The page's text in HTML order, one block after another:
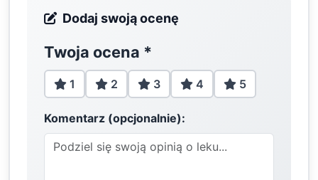
Dodaj swoją ocenę
Twoja ocena *
1 2 3 4 5
Komentarz (opcjonalnie):